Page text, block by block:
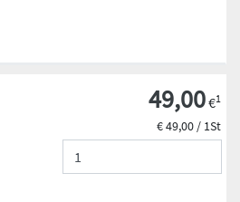
49,00€1
€ 49,00 / 1St